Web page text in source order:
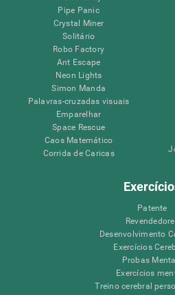
Pipe Panic
Crystal Miner
Solitário
Robo Factory
Ant Escape
Neon Lights
Simon Manda
Palavras-cruzadas visuais
Emparelhar
Space Rescue
Caos Matemático
Corrida de Caricas
Patente
Desenvolvimento
Exercícios
Probas
Exercícios
Treino cerebral